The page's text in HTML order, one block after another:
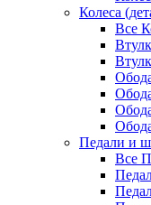
Колеса
Все
Педали и
Все